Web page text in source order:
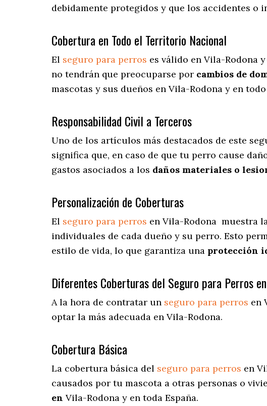
debidamente protegidos y que los accidentes o
Cobertura en Todo el Territorio Nacional
El seguro para perros es válido en Vila-Rodona
no tendrán que preocuparse por cambios de
mascotas y sus dueños en Vila-Rodona y en
Responsabilidad Civil a Terceros
Uno de los artículos más destacados de este
significa que, en caso de que tu perro cause
gastos asociados a los daños materiales o
Personalización de Coberturas
El seguro para perros en Vila-Rodona muestra
individuales de cada dueño y su perro. Esto
estilo de vida, lo que garantiza una protección
Diferentes Coberturas del Seguro para Perros en
A la hora de contratar un seguro para perros en
optar la más adecuada en Vila-Rodona.
Cobertura Básica
La cobertura básica del seguro para perros en
causados por tu mascota a otras personas o
en Vila-Rodona y en toda España.